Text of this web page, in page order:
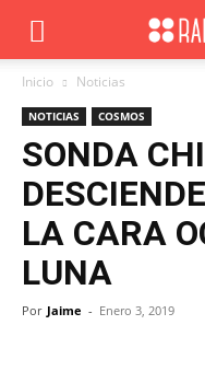
Inicio Noticias
NOTICIAS COSMOS
SONDA
LA CARA
LUNA
Por Jaime - Enero 3, 2019